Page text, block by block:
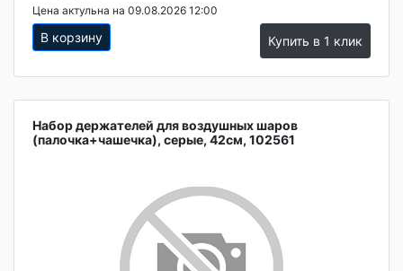
Цена актульна на 09.08.2026 12:00
В корзину Купить в 1 клик
Набор держателей для воздушных шаров
(палочка+чашечка), серые, 42см, 102561